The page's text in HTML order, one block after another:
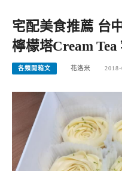
宅配美食推薦 台
檸檬塔Cream
各類開箱文 花洛米